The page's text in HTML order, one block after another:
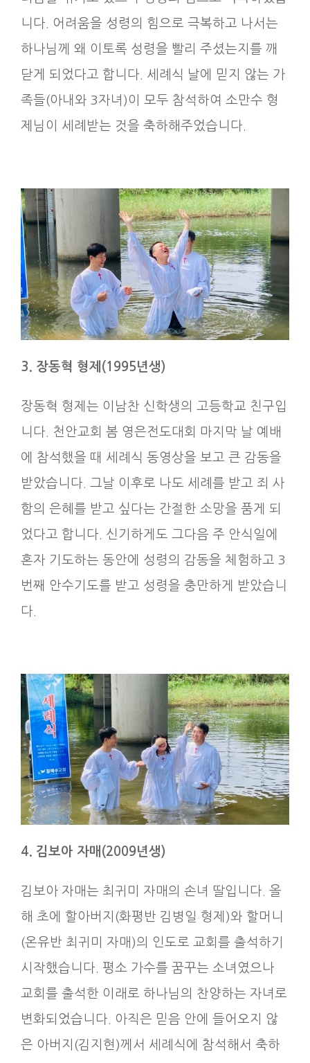
니다. 어려움을 성령의 힘으로 극복하고 나서는
하나님께 왜 이토록 성령을 빨리 주셨는지를 깨
닫게 되었다고 합니다. 세례식 날에 믿지 않는 가
족들(아내와 3자녀)이 모두 참석하여 소만수 형
제님이 세례받는 것을 축하해주었습니다.
3. 장동혁 형제 (1995년생)
장동혁 형제는 이남찬 신학생의 고등학교 친구입
니다. 천안교회 봄 영은전도대회 마지막 날 예배
에 참석했을 때 세례식 동영상을 보고 큰 감동을
받았습니다. 그날 이후로 나도 세례를 받고 죄 사
함의 은혜를 받고 싶다는 간절한 소망을 품게 되
었다고 합니다. 신기하게도 그다음 주 안식일에
혼자 기도하는 동안에 성령의 감동을 체험하고 3
번째 안수기도를 받고 성령을 충만하게 받았습니
다.
4. 김보아 자매(2009년생)
김보아 자매는 최귀미 자매의 손녀 딸입니다. 올
해 초에 할아버지(화평반 김병일 형제)와 할머니
(온유반 최귀미 자매)의 인도로 교회를 출석하기
시작했습니다. 평소 가수를 꿈꾸는 소녀였으나
교회를 출석한 이래로 하나님의 찬양하는 자녀로
변화되었습니다. 아직은 믿음 안에 들어오지 않
은 아버지(김지현)께서 세례식에 참석해서 축하